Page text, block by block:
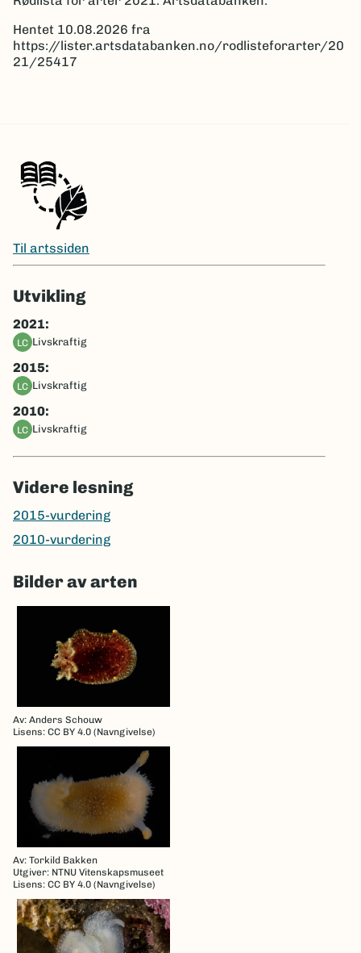
Hentet 10.08.2026 fra
https://lister.artsdatabanken.no/rodlisteforarter/20
21/25417
Til artssiden
Utvikling
2021:
LC livskraftig
2015:
LC livskraftig
2010:
LC livskraftig
Videre lesning
2015-vurdering
2010-vurdering
Bilder av arten
Av: Anders Schouw
Lisens: CC BY 4.0 (Navngivelse)
Av: Torkild Bakken
Utgiver: NTNU Vitenskapsmuseet
Lisens: CC BY 4.0 (Navngivelse)